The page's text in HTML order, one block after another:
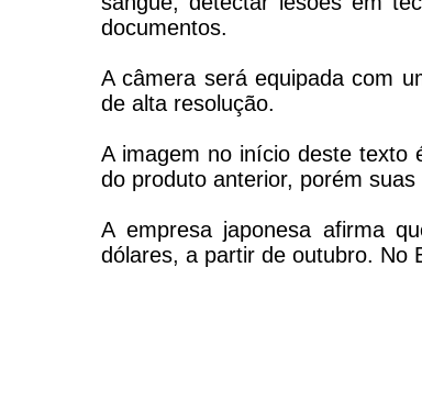
documentos.
A câmera será equipada com
de alta resolução.
A imagem no início deste texto
do produto anterior, porém
A empresa japonesa afirma
dólares, a partir de outubro. No